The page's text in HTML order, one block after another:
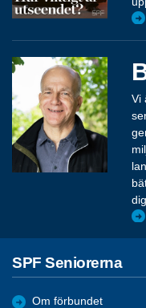
Vi
SPF Seniorerna
Om förbundet